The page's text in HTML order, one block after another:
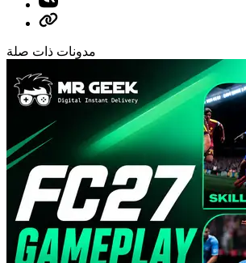
مدونات ذات صلة